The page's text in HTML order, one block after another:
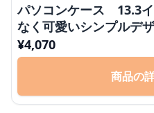
パソコンケース 13.3
なく可愛いシンプルデ
ジネス 通勤 日常使い
¥4,070
商品の